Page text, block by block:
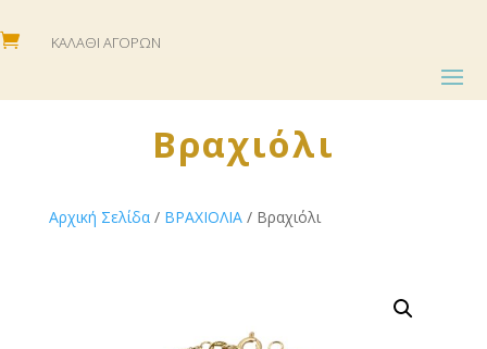
 ΚΑΛΆΘΙ ΑΓΟΡΏΝ
Βραχιόλι
Αρχική Σελίδα/ ΒΡΑΧΙΟΛΙΑ/ Βραχιόλι